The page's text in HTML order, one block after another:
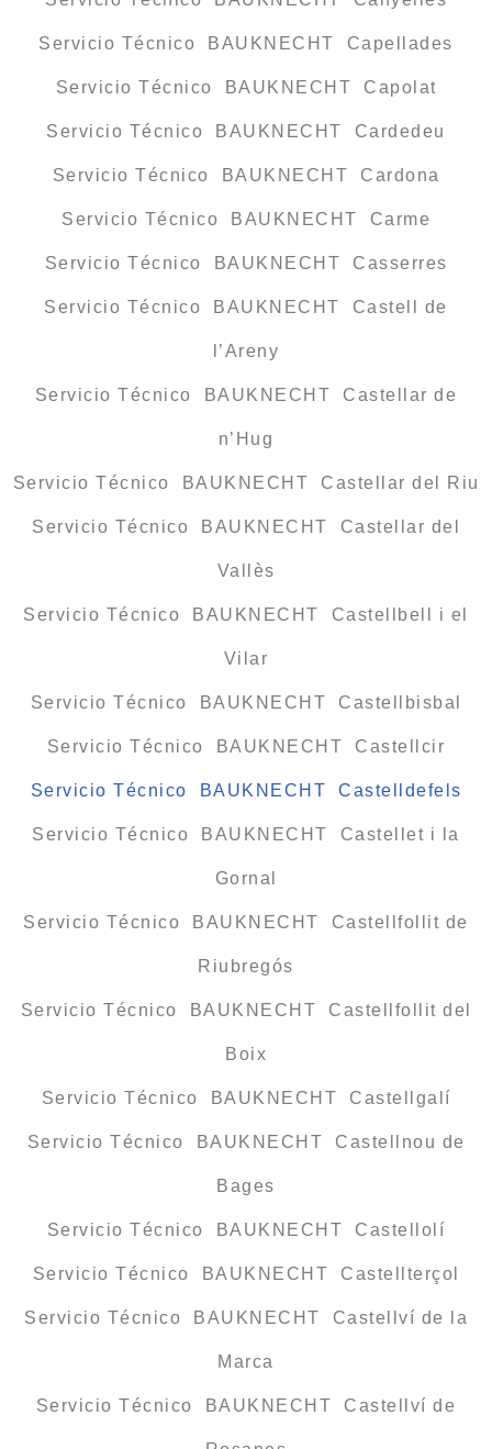
Servicio Técnico BAUKNECHT Capellades
Servicio Técnico BAUKNECHT Capolat
Servicio Técnico BAUKNECHT Cardedeu
Servicio Técnico BAUKNECHT Cardona
Servicio Técnico BAUKNECHT Carme
Servicio Técnico BAUKNECHT Casserres
Servicio Técnico BAUKNECHT Castell de
l’Areny
Servicio Técnico BAUKNECHT Castellar de
n’Hug
Servicio Técnico BAUKNECHT Castellar del Riu
Servicio Técnico BAUKNECHT Castellar del
Vallès
Servicio Técnico BAUKNECHT Castellbell i el
Vilar
Servicio Técnico BAUKNECHT Castellbisbal
Servicio Técnico BAUKNECHT Castellcir
Servicio Técnico BAUKNECHT Castelldefels
Servicio Técnico BAUKNECHT Castellet i la
Gornal
Servicio Técnico BAUKNECHT Castellfollit de
Riubregós
Servicio Técnico BAUKNECHT Castellfollit del
Boix
Servicio Técnico BAUKNECHT Castellgalí
Servicio Técnico BAUKNECHT Castellnou de
Bages
Servicio Técnico BAUKNECHT Castellolí
Servicio Técnico BAUKNECHT Castellterçol
Servicio Técnico BAUKNECHT Castellví de la
Marca
Servicio Técnico BAUKNECHT Castellví de